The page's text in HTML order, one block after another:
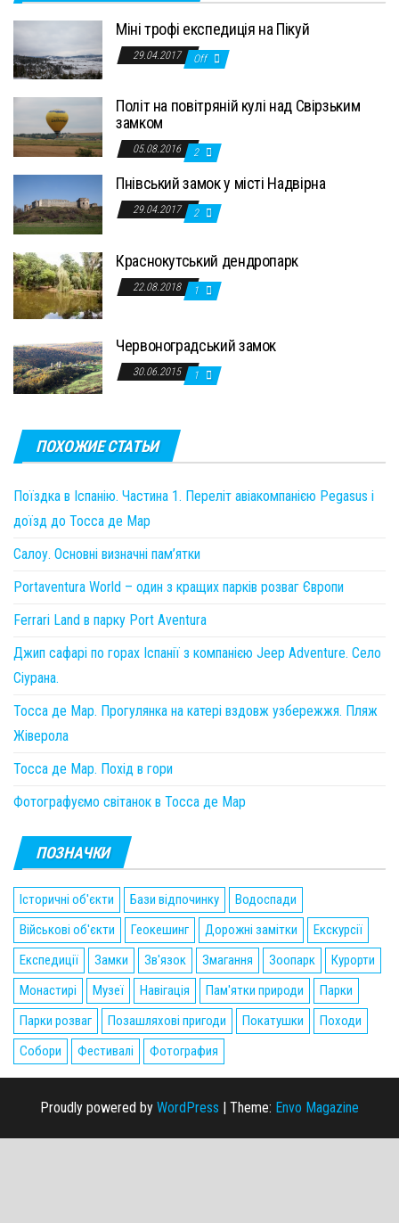
Міні трофі експедиція на Пікуй
29.04.2017 Off
Політ на повітряній кулі над Свірзьким
замком
05.08.2016 2
Пнівський замок у місті Надвірна
29.04.2017 2
Краснокутський дендропарк
22.08.2018 1
Червоноградський замок
30.06.2015 1
ПОХОЖИЕ СТАТЬИ
Поїздка в Іспанію. Частина 1. Переліт авіакомпанією Pegasus і
доїзд до Тосса де Мар
Салоу. Основні визначні пам’ятки
Portaventura World – один з кращих парків розваг Європи
Ferrari Land в парку Port Aventura
Джип сафарі по горах Іспанії з компанією Jeep Adventure. Село
Сіурана.
Тосса де Мар. Прогулянка на катері вздовж узбережжя. Пляж
Жіверола
Тосса де Мар. Похід в гори
Фотографуємо світанок в Тосса де Мар
ПОЗНАЧКИ
Історичні об'єкти Бази відпочинку
Водоспади
Військові об'єкти
Геокешинг Дорожні замітки
Екскурсії
Експедиції
Замки Зв'язок Змагання Зоопарк
Курорти
Монастирі
Музеї Навігація Пам'ятки природи
Парки
Парки розваг
Позашляхові пригоди Покатушки
Походи
Собори
Фестивалі Фотография
Proudly powered by WordPress | Theme: Envo Magazine